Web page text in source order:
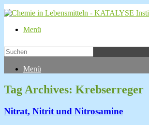
Menü
Menü
Tag Archives: Krebserreger
Nitrat, Nitrit und Nitrosamine